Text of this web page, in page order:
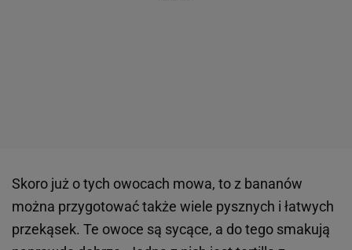
Skoro już o tych owocach mowa, to z bananów
można przygotować także wiele pysznych i łatwych
przekąsek. Te owoce są sycące, a do tego smakują